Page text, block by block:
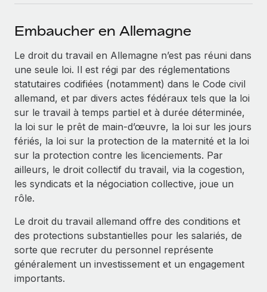
notre MCP
Intégrations
SERVICES
Demandez aux experts
Recevez des conseils d’experts sur les RH à
l’international et la conformité
Contrôles d’antécédents
Simplifiez vos processus de présélection des
candidats
Remote Watchtower
matière de conformité
Gestion des appareils
Achetez et suivez vos équipements informatiques
Partenaires stratégiques de la tech
Devenir partenaire
Explorez avec nous vos opportunités de partenariat
Remote Build
Conseil en intégrations et automatisations assistées par
ÉTUDES DE CAS
Comment Weaviate, l'as de l'IA, a développé
Weaviate en bref Weaviate crée des infrastructures open
source et AI-first. Sa mission est...
En savoir plus
Salle de presse
Données sur les salaires et les talents
Centre de ressources
Obtenir de l’aide
Voir toutes les ressources
BLOG
Paie multipays
EOR et PEO
Gestion des freelances
Embaucher en Allemagne
Le droit du travail en Allemagne n’est pas réuni dans
une seule loi. Il est régi par des réglementations
statutaires codifiées (notamment) dans le Code civil
allemand, et par divers actes fédéraux tels que la loi
sur le travail à temps partiel et à durée déterminée,
la loi sur le prêt de main‑d’œuvre, la loi sur les jours
fériés, la loi sur la protection de la maternité et la loi
sur la protection contre les licenciements. Par
ailleurs, le droit collectif du travail, via la cogestion,
les syndicats et la négociation collective, joue un
rôle.
Le droit du travail allemand offre des conditions et
des protections substantielles pour les salariés, de
sorte que recruter du personnel représente
généralement un investissement et un engagement
importants.